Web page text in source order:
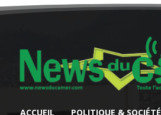
ACCUEIL POLITIQUE & SOCIÉTÉ